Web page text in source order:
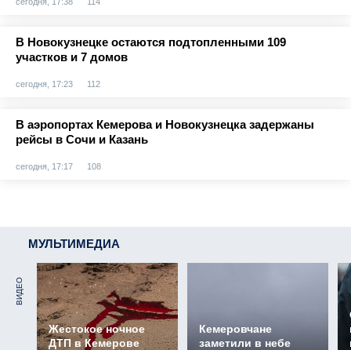
В Новокузнецке остаются подтопленными 109
участков и 7 домов
сегодня, 17:23 112
В аэропортах Кемерова и Новокузнецка задержаны
рейсы в Сочи и Казань
сегодня, 17:17 108
МУЛЬТИМЕДИА
ВИДЕО
Жестокое ночное
ДТП в Кемерове
Кемеровчане
заметили в небе